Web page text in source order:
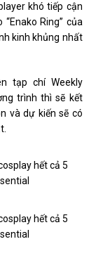
khó tiếp cận
Ring” của
kinh khủng nhất
tạp chí Weekly
trình thì sẽ kết
và dự kiến ​​sẽ có